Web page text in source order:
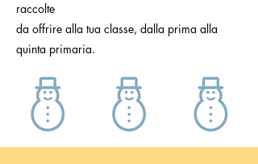
raccolte
da offrire alla tua classe, dalla prima alla
quinta primaria.